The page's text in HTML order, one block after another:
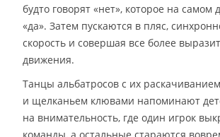
будто говорят «нет», которое на самом
«да». Затем пускаются в пляс,
скорость и совершая все более
движения.
Танцы альбатросов с их
и щелканьем клювами напоминают
на внимательность, где один игрок